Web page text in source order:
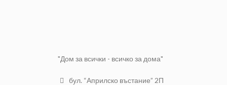
"Дом за всички - всичко за дома"
бул. “Априлско въстание” 2П